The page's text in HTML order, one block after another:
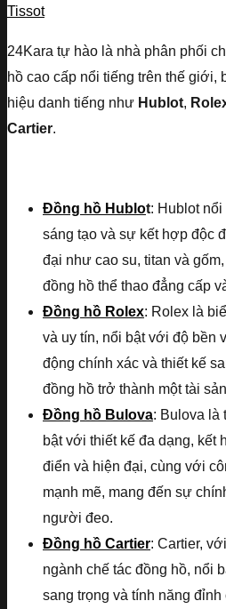
Tissot
24Kara tự hào là nhà phân phối
hồ cao cấp nổi tiếng trên thế giới,
hiệu danh tiếng như Hublot,
Cartier.
Đồng hồ Hublot: Hublot
sáng tạo và sự kết hợp độc
đại như cao su, titan và
đồng hồ thể thao đẳng cấp
Đồng hồ Rolex: Rolex là
và uy tín, nổi bật với độ bền
động chính xác và thiết kế
đồng hồ trở thành một tài
Đồng hồ Bulova: Bulova là
bật với thiết kế đa dạng, kết
điển và hiện đại, cùng với
mạnh mẽ, mang đến sự
người đeo.
Đồng hồ Cartier: Cartier,
ngành chế tác đồng hồ, nổi
sang trọng và tính năng